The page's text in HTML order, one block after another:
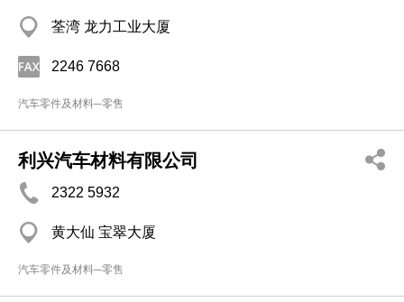
荃湾 龙力工业大厦
2246 7668
汽车零件及材料─零售
利兴汽车材料有限公司
2322 5932
黄大仙 宝翠大厦
汽车零件及材料─零售